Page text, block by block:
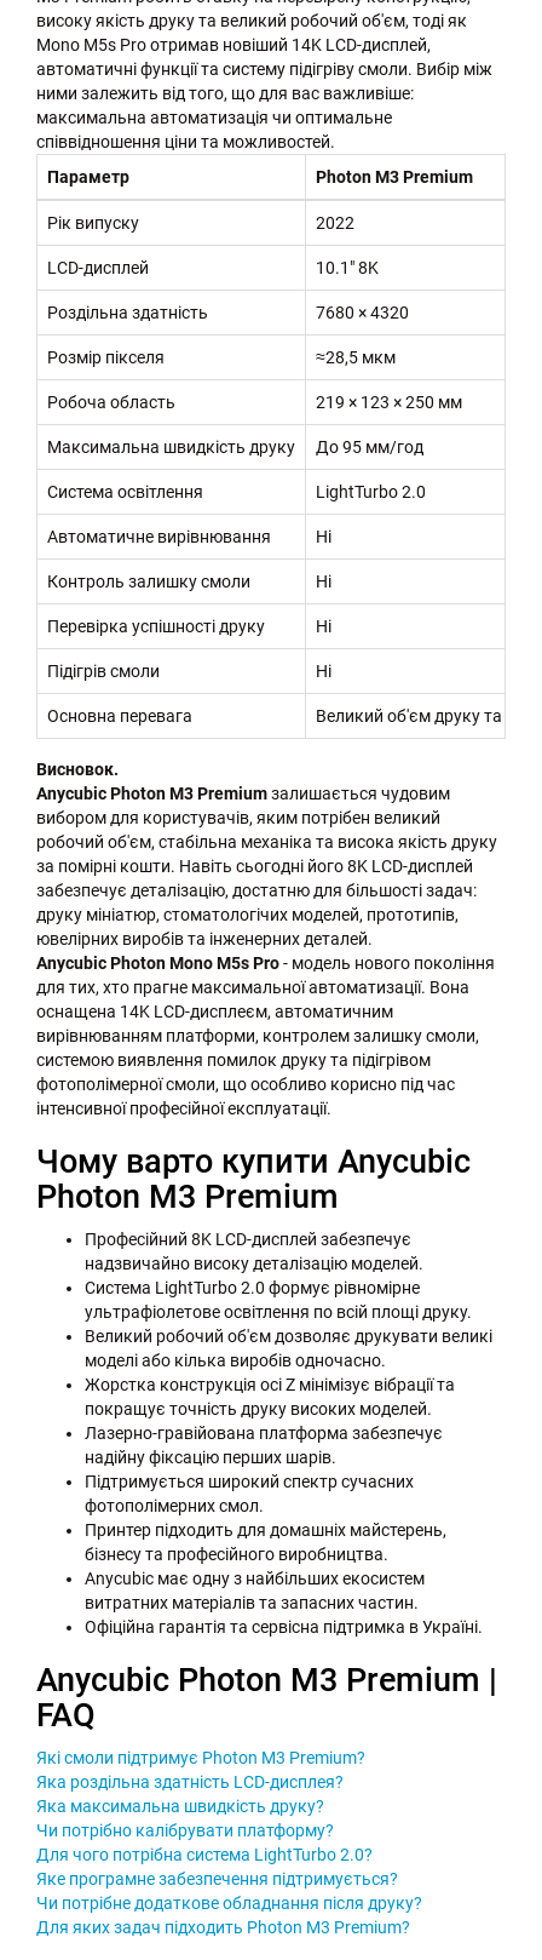
високу якість друку та великий робочий об'єм, тоді як
Mono M5s Pro отримав новіший 14K LCD-дисплей,
автоматичні функції та систему підігріву смоли. Вибір між
ними залежить від того, що для вас важливіше:
максимальна автоматизація чи оптимальне
співвідношення ціни та можливостей.
Параметр
Photon M3 Premium
Рік випуску 2022
LCD-дисплей 10.1" 8K
Роздільна здатність 7680 × 4320
Розмір пікселя ≈28,5 мкм
Робоча область 219 × 123 × 250 мм
Максимальна швидкість друку До 95 мм/год
Система освітлення LightTurbo 2.0
Автоматичне вирівнювання Ні
Контроль залишку смоли Ні
Перевірка успішності друку Ні
Підігрів смоли Ні
Основна перевага Великий об'єм друку та
Висновок.
Anycubic Photon M3 Premiumзалишається чудовим
вибором для користувачів, яким потрібен великий
робочий об'єм, стабільна механіка та висока якість друку
за помірні кошти. Навіть сьогодні його 8K LCD-дисплей
забезпечує деталізацію, достатню для більшості задач:
друку мініатюр, стоматологічих моделей, прототипів,
ювелірних виробів та інженерних деталей.
Anycubic Photon Mono M5s Pro- модель нового покоління
для тих, хто прагне максимальної автоматизації. Вона
оснащена 14K LCD-дисплеєм, автоматичним
вирівнюванням платформи, контролем залишку смоли,
системою виявлення помилок друку та підігрівом
фотополімерної смоли, що особливо корисно під час
інтенсивної професійної експлуатації.
Чому варто купити Anycubic
Photon M3 Premium
Професійний 8K LCD-дисплей забезпечує
надзвичайно високу деталізацію моделей.
Система LightTurbo 2.0 формує рівномірне
ультрафіолетове освітлення по всій площі друку.
Великий робочий об'єм дозволяє друкувати великі
моделі або кілька виробів одночасно.
Жорстка конструкція осі Z мінімізує вібрації та
покращує точність друку високих моделей.
Лазерно-гравійована платформа забезпечує
надійну фіксацію перших шарів.
Підтримується широкий спектр сучасних
фотополімерних смол.
Принтер підходить для домашніх майстерень,
бізнесу та професійного виробництва.
Anycubic має одну з найбільших екосистем
витратних матеріалів та запасних частин.
Офіційна гарантія та сервісна підтримка в Україні.
Anycubic Photon M3 Premium |
FAQ
Які смоли підтримує Photon M3 Premium?
Яка роздільна здатність LCD-дисплея?
Яка максимальна швидкість друку?
Чи потрібно калібрувати платформу?
Для чого потрібна система LightTurbo 2.0?
Яке програмне забезпечення підтримується?
Чи потрібне додаткове обладнання після друку?
Для яких задач підходить Photon M3 Premium?